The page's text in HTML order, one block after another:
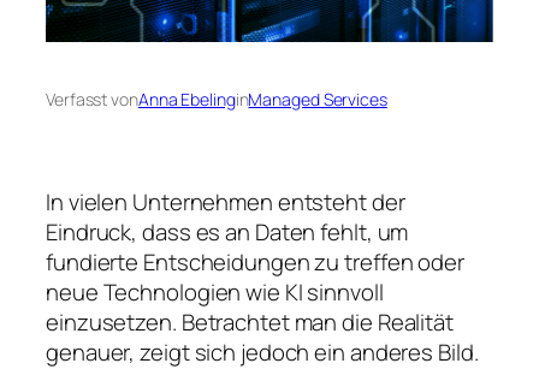
Verfasst vonAnna EbelinginManaged Services
In vielen Unternehmen entsteht der
Eindruck, dass es an Daten fehlt, um
fundierte Entscheidungen zu treffen oder
neue Technologien wie KI sinnvoll
einzusetzen. Betrachtet man die Realität
genauer, zeigt sich jedoch ein anderes Bild.